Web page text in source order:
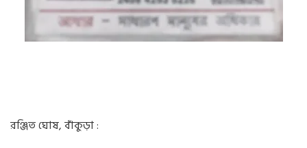
রঞ্জিত ঘোষ, বাঁকুড়া :